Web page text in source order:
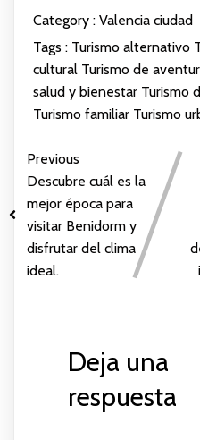
Category : Valencia ciudad
Tags : Turismo alternativo
cultural Turismo de
salud y bienestar Turismo
Turismo familiar Turismo
Previous
Descubre cuál es la
mejor época para
visitar Benidorm y
disfrutar del clima
ideal.
Deja una
respuesta